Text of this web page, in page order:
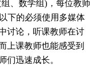
、数学组)，每位教师
下的必须使用多媒体
讨论，听课教师在讨
上课教师也能感受到
们迅速成长。